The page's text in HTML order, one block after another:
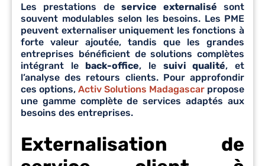
Les prestations deservice externalisé sont
souvent modulables selon les besoins. Les PME
peuvent externaliser uniquement les fonctions à
forte valeur ajoutée, tandis que les grandes
entreprises bénéficient de solutions complètes
intégrant le back-office, le suivi qualité, et
l’analyse des retours clients. Pour approfondir
ces options, Activ Solutions Madagascar propose
une gamme complète de services adaptés aux
besoins des entreprises.
Externalisation de